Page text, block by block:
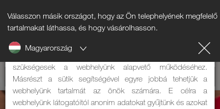
Válasszon másik országot, hogy az Ön telephelyének megfelelő
tartalmakat láthassa, és hogy vásárolhasson.
Magyarország
Tájékoztató a sütikről
A weboldalunk sütiket használ. Két feladatuk van: Egyrészt
szükségesek a webhelyünk alapvető működéséhez.
Másrészt a sütik segítségével egyre jobbá tehetjük a
webhelyünk tartalmát az önök számára. E célra a
webhelyünk látogatóitól anonim adatokat gyűjtünk és azokat